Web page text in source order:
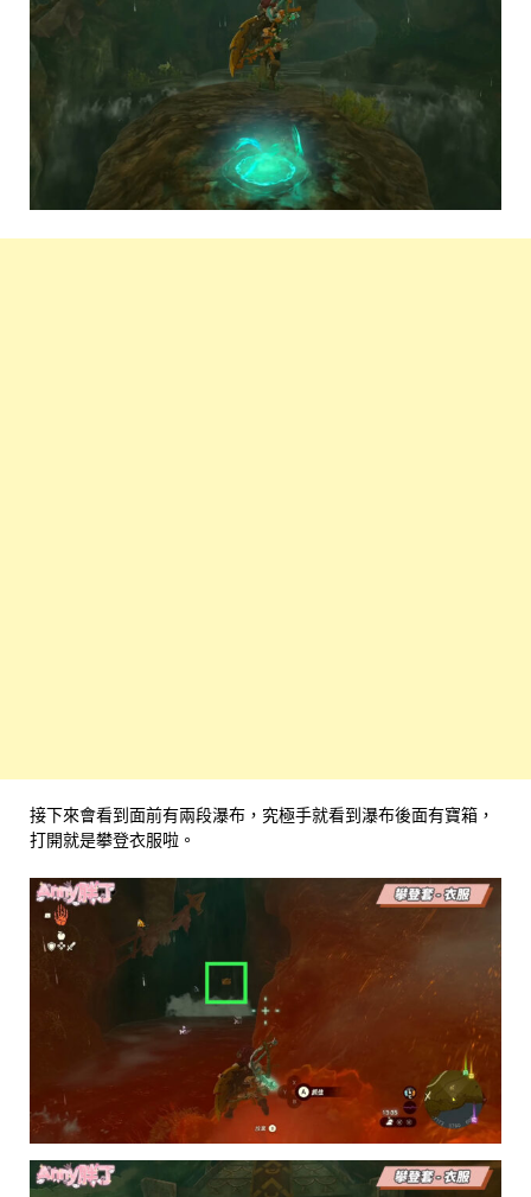
接下來會看到面前有兩段瀑布，究極手就看到瀑布後面有寶箱，
打開就是攀登衣服啦。